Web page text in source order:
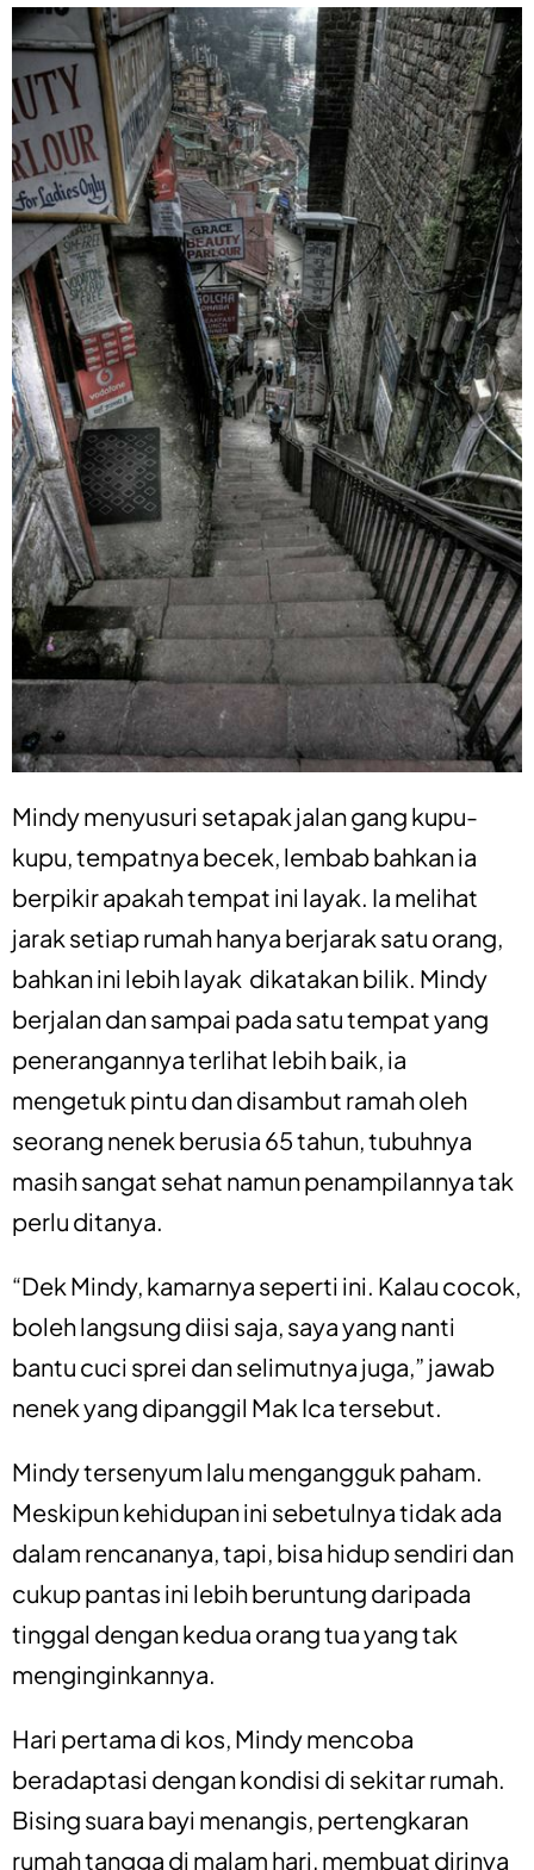
Mindy menyusuri setapak jalan gang kupu-
kupu, tempatnya becek, lembab bahkan ia
berpikir apakah tempat ini layak. Ia melihat
jarak setiap rumah hanya berjarak satu orang,
bahkan ini lebih layak dikatakan bilik. Mindy
berjalan dan sampai pada satu tempat yang
penerangannya terlihat lebih baik, ia
mengetuk pintu dan disambut ramah oleh
seorang nenek berusia 65 tahun, tubuhnya
masih sangat sehat namun penampilannya tak
perlu ditanya.
“Dek Mindy, kamarnya seperti ini. Kalau cocok,
boleh langsung diisi saja, saya yang nanti
bantu cuci sprei dan selimutnya juga,” jawab
nenek yang dipanggil Mak Ica tersebut.
Mindy tersenyum lalu mengangguk paham.
Meskipun kehidupan ini sebetulnya tidak ada
dalam rencananya, tapi, bisa hidup sendiri dan
cukup pantas ini lebih beruntung daripada
tinggal dengan kedua orang tua yang tak
menginginkannya.
Hari pertama di kos, Mindy mencoba
beradaptasi dengan kondisi di sekitar rumah.
Bising suara bayi menangis, pertengkaran
rumah tangga di malam hari, membuat dirinya